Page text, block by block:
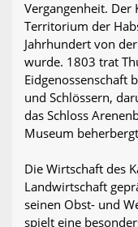
Vergangenheit. Der
Territorium der
Jahrhundert von
wurde. 1803 trat
Eidgenossenschaft
und Schlössern,
das Schloss
Museum
Die Wirtschaft des
Landwirtschaft
seinen Obst- und
spielt eine